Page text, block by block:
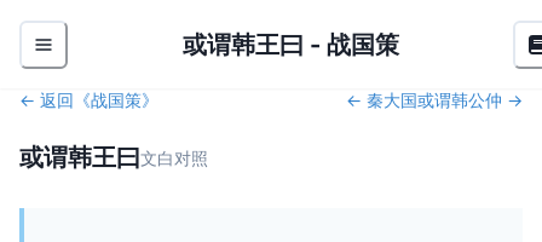
或谓韩王曰 - 战国策
← 返回《战国策》 ← 秦大国或谓韩公仲 →
或谓韩王曰文白对照